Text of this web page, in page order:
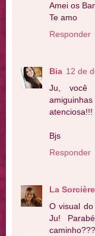
Amei os
Te amo
Responder
Bia 12 de
Ju, você
atenciosa!!!
Bjs
Responder
La Sorcière
O visual
Ju!